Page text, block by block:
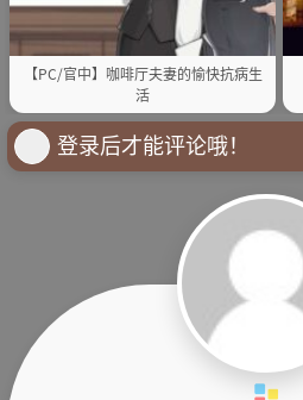
【PC/官中】咖啡厅夫妻的愉快抗病生
活
登录后才能评论哦！